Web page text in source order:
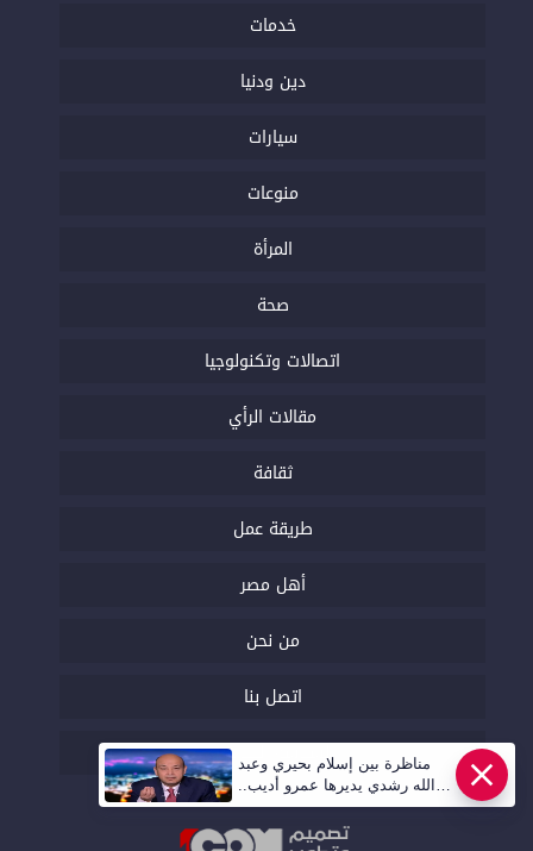
خدمات
دين ودنيا
سيارات
منوعات
المرأة
صحة
اتصالات وتكنولوجيا
مقالات الرأي
ثقافة
طريقة عمل
أهل مصر
من نحن
اتصل بنا
السياسة التحريرية
مناظرة بين إسلام بحيري وعبد
الله رشدي يديرها عمرو أديب..
قريبا | أهل مصر